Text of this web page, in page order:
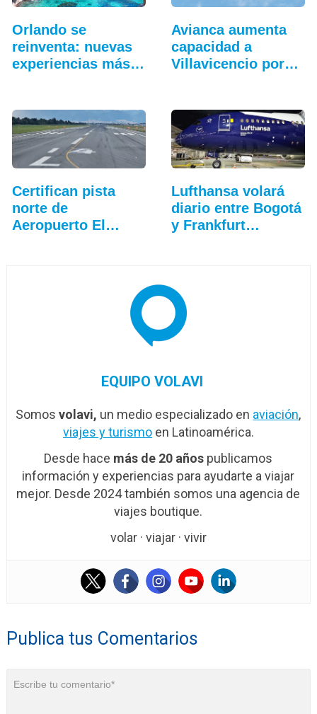
Orlando se
reinventa: nuevas
experiencias más
Avianca aumenta
capacidad a
Villavicencio por
Certifican pista
norte de
Aeropuerto El
Lufthansa volará
diario entre Bogotá
y Frankfurt…
EQUIPO VOLAVI
Somosvolavi, un medio especializado en aviación,
viajes y turismoen Latinoamérica.
Desde hace más de 20 años publicamos
información y experiencias para ayudarte a viajar
mejor. Desde 2024 también somos una agencia de
viajes boutique.
volar · viajar · vivir
Publica tus Comentarios